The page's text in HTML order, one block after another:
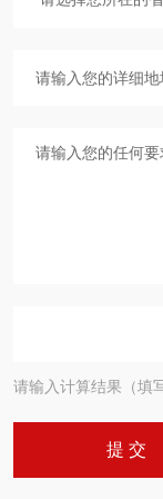
请输入计算结果（填